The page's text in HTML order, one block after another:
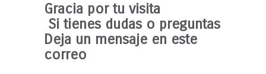
Gracia por tu visita
Si tienes dudas o preguntas
Deja un mensaje en este
correo